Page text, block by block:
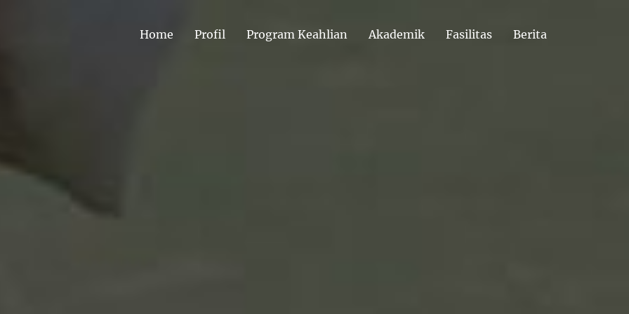
Home Profil Program Keahlian Akademik Fasilitas Berita